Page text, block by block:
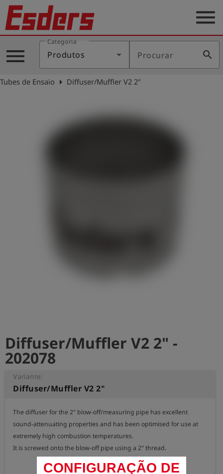
Produtos
Registro
CONFIGURAÇÃO DE
menu
menu
Categoria
Produtos Procurar search
Tubes de Ensaio arrow_right Diffuser/Muffler V2 2"
Diffuser/Muffler V2 2" -
202078
Variante:
Diffuser/Muffler V2 2"
The diffuser for the 2" blow-off/measuring pipe has excellent
sound-attenuating properties and has been optimised for use at
extremely high combustion temperatures.
It is screwed onto the blow-off pipe using a 2" thread.